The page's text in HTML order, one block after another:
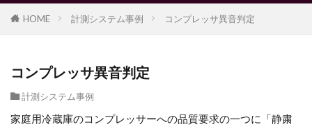
HOME 計測システム事例 コンプレッサ異音判定
コンプレッサ異音判定
計測システム事例
家庭用冷蔵庫のコンプレッサーへの品質要求の一つに「静粛